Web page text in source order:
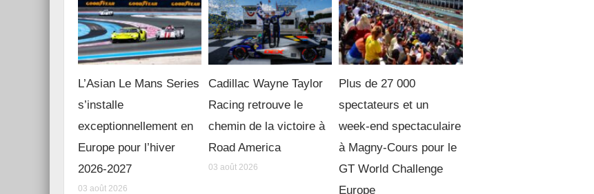
L’Asian Le Mans Series
s’installe
exceptionnellement en
Europe pour l’hiver
2026-2027
03 août 2026
Cadillac Wayne Taylor
Racing retrouve le
chemin de la victoire à
Road America
03 août 2026
Plus de 27 000
spectateurs et un
week-end spectaculaire
à Magny-Cours pour le
GT World Challenge
Europe